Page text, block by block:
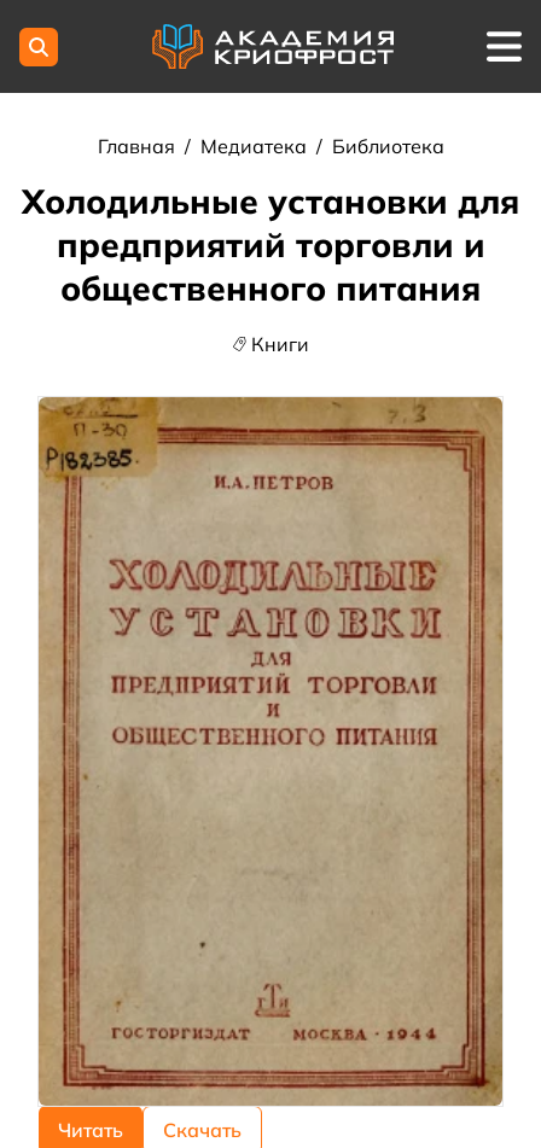
Главная / Медиатека / Библиотека
Холодильные установки для
предприятий торговли и
общественного питания
Книги
Читать Скачать